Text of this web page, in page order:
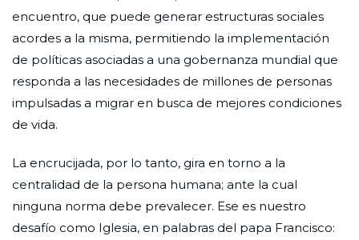
encuentro, que puede generar estructuras sociales
acordes a la misma, permitiendo la implementación
de políticas asociadas a una gobernanza mundial que
responda a las necesidades de millones de personas
impulsadas a migrar en busca de mejores condiciones
de vida.
La encrucijada, por lo tanto, gira en torno a la
centralidad de la persona humana; ante la cual
ninguna norma debe prevalecer. Ese es nuestro
desafío como Iglesia, en palabras del papa Francisco: